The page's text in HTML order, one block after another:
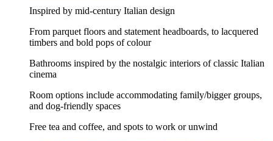
Inspired by mid-century Italian design
From parquet floors and statement headboards, to lacquered
timbers and bold pops of colour
Bathrooms inspired by the nostalgic interiors of classic Italian
cinema
Room options include accommodating family/bigger groups,
and dog-friendly spaces
Free tea and coffee, and spots to work or unwind